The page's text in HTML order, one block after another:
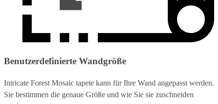
Benutzerdefinierte Wandgröße
Intricate Forest Mosaic tapete kann für Ihre Wand angepasst werden.
Sie bestimmen die genaue Größe und wie Sie sie zuschneiden